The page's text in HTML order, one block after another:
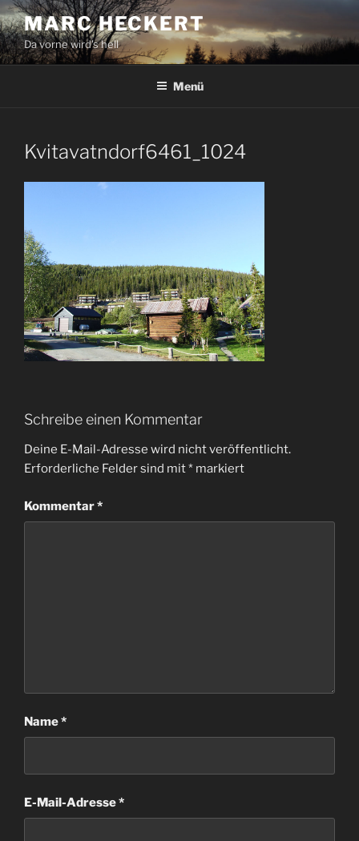
Zum
Inhalt
springen
MARC HECKERT
Da vorne wird's hell
Menü
Kvitavatndorf6461_1024
Schreibe einen Kommentar
Deine E-Mail-Adresse wird nicht veröffentlicht.
Erforderliche Felder sind mit* markiert
Kommentar*
Name*
E-Mail-Adresse*